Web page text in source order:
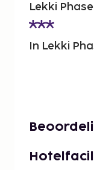
Lekki
In Lekki